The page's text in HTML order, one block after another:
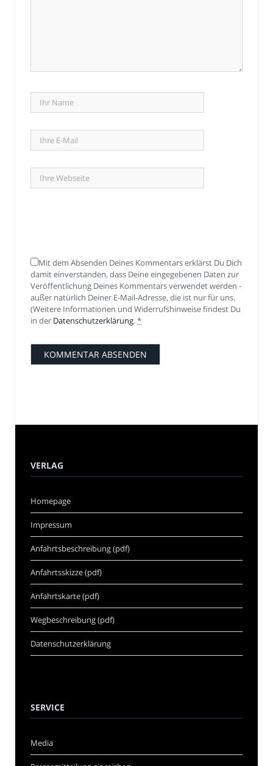
Mit dem Absenden Deines Kommentars erklärst Du Dich
damit einverstanden, dass Deine eingegebenen Daten zur
Veröffentlichung Deines Kommentars verwendet werden -
außer natürlich Deiner E-Mail-Adresse, die ist nur für uns.
(Weitere Informationen und Widerrufshinweise findest Du
in der Datenschutzerklärung.*
VERLAG
Homepage
Impressum
Anfahrtsbeschreibung (pdf)
Anfahrtsskizze (pdf)
Anfahrtskarte (pdf)
Wegbeschreibung (pdf)
Datenschutzerklärung
SERVICE
Media